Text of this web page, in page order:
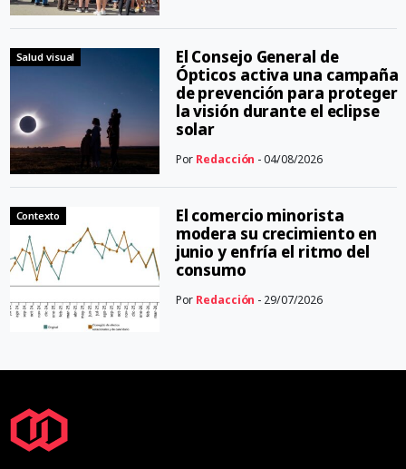
Salud visual
El Consejo General de
Ópticos activa una campaña
de prevención para proteger
la visión durante el eclipse
solar
Por Redacción - 04/08/2026
Contexto
El comercio minorista
modera su crecimiento en
junio y enfría el ritmo del
consumo
Por Redacción - 29/07/2026